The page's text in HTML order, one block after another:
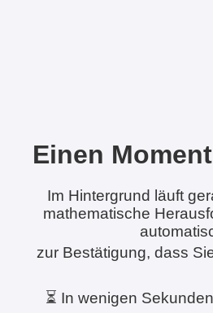
Einen
Im Hintergrund läuft
mathematische
zur Bestätigung, dass
⏳ In wenigen